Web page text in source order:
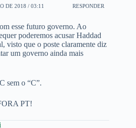
DE 2018 / 03:11 RESPONDER
esse futuro governo. Ao
poderemos acusar Haddad
visto que o poste claramente diz
um governo ainda mais
sem o “C”.
PT!